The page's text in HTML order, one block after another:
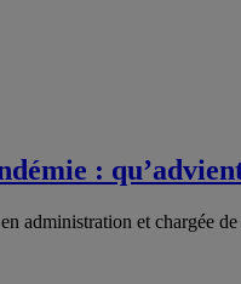
:
administration et chargée